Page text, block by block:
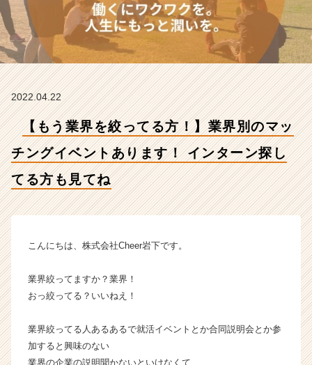
イ
ン
タ
ー
ン
る
方
も
【株
会
h
e
r
タ
2022.04.22
【もう業界を絞ってる方！】業界別のマッ
チングイベントあります！ インターン探し
てる方も見てね
こんにちは、株式会社Cheer岩下です。
業界絞ってますか？業界！
おっ絞ってる？いいねえ！
業界絞ってる人あるあるで就活イベントとか合同説明会とか参
加すると興味のない
業界の企業の説明聞かないといけなくて